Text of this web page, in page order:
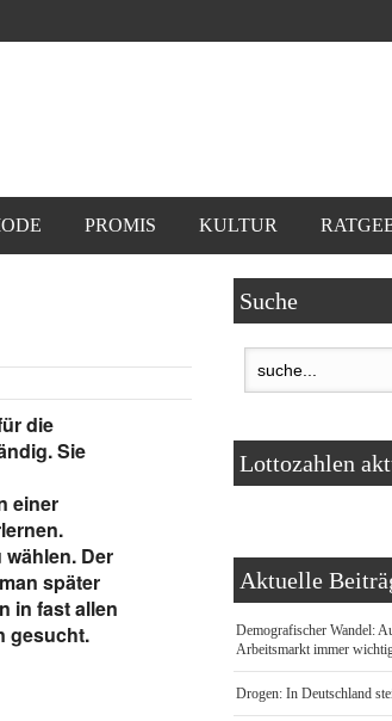
PROMIS KULTUR
die
Sie
einer
Der
später
in fast allen
gesucht.
Suche
Lottozahlen
Aktuelle
Demografischer Wandel:
Arbeitsmarkt immer
Drogen: In Deutschland